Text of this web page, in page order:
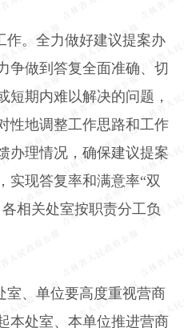
作。全力做好建议提案办
争做到答复全面准确、切
短期内难以解决的问题，
性地调整工作思路和工作
办理情况，确保建议提案
实现答复率和满意率“双
相关处室按职责分工负
室、单位要高度重视营商
本处室、本单位推进营商